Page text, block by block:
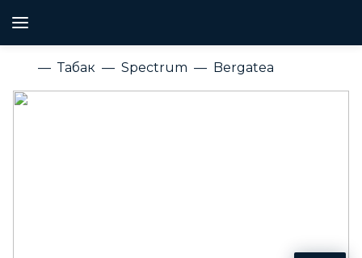
Табак Spectrum Bergatea